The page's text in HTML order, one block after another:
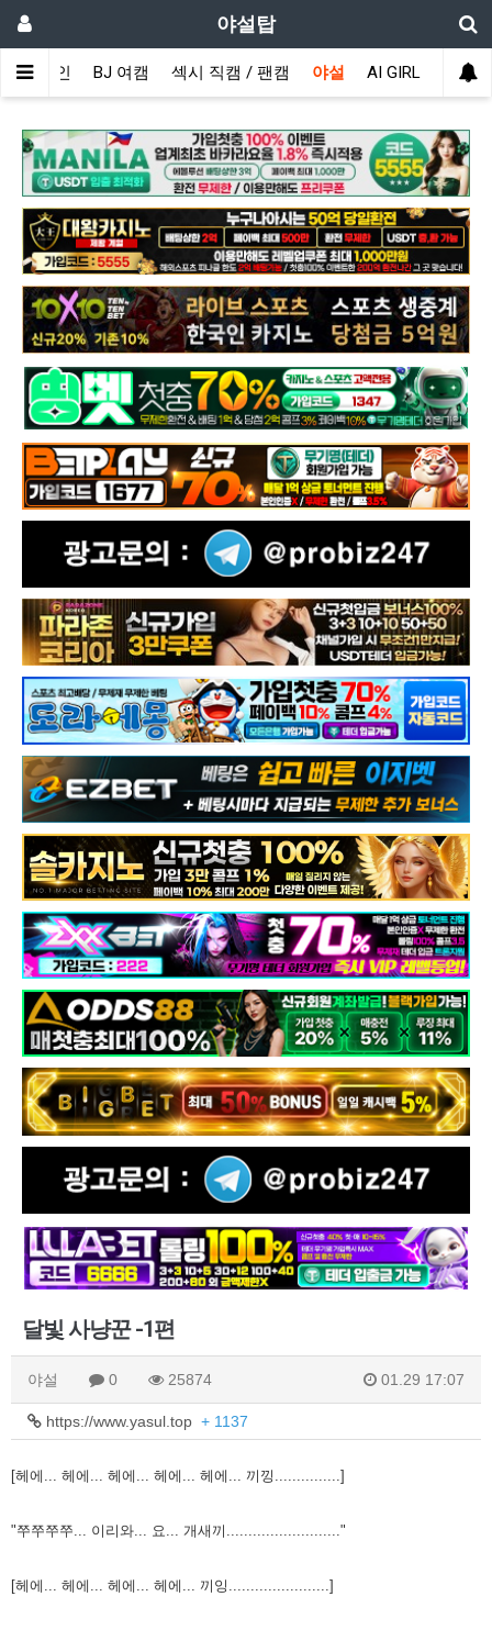
야설탑
메인 BJ 여캠 섹시 직캠 / 팬캠 야설 AI GIRL
달빛 사냥꾼 -1편
야설 0 25874 01.29 17:07
https://www.yasul.top + 1137
[헤에... 헤에... 헤에... 헤에... 헤에... 끼낑...............]
"쭈쭈쭈쭈... 이리와... 요... 개새끼.........................."
[헤에... 헤에... 헤에... 헤에... 끼잉.......................]